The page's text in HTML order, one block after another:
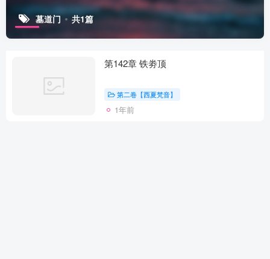
墓道门 共1篇
第142章 铁劵顶
第二卷【西夏梵音】
1年前